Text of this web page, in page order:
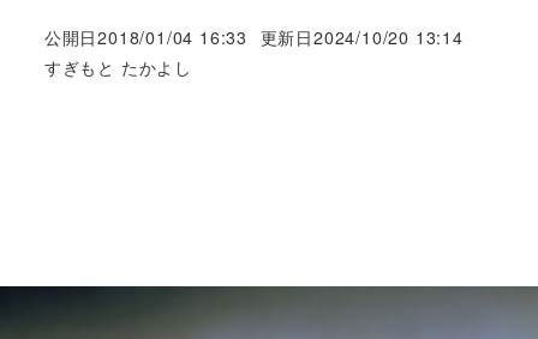
公開日2018/01/04 16:33 更新日2024/10/20 13:14
著
すぎもと たかよし